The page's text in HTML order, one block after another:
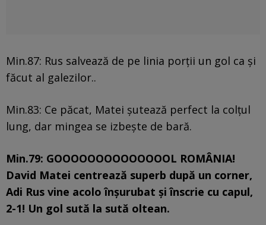
Min.87: Rus salvează de pe linia porții un gol ca și
făcut al galezilor..
Min.83: Ce păcat, Matei șutează perfect la colțul
lung, dar mingea se izbește de bară.
Min.79: GOOOOOOOOOOOOOOL ROMÂNIA!
David Matei centrează superb după un corner,
Adi Rus vine acolo înșurubat și înscrie cu capul,
2-1! Un gol sută la sută oltean.